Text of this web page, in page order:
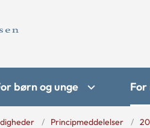
børn og unge
Principmeddelelser